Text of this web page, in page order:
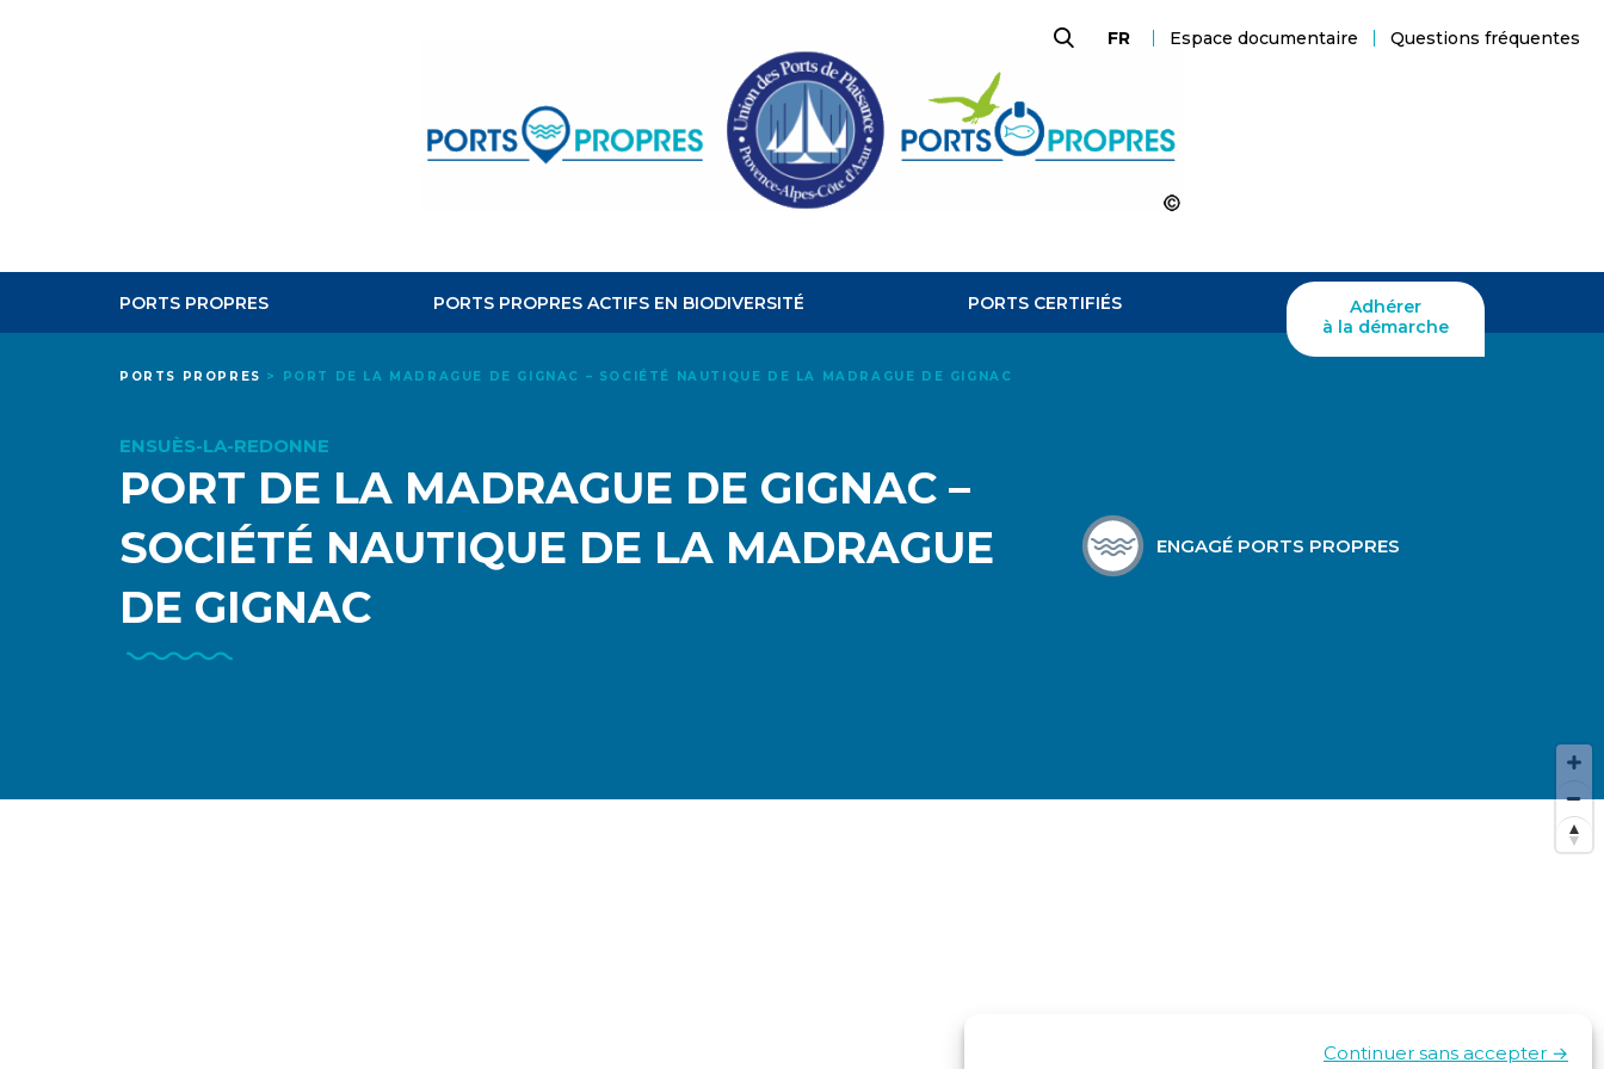
Continuer sans accepter →
FR Espace documentaire Questions fréquentes
PROPRES
PORTS PROPRES PORTS PROPRES ACTIFS EN BIODIVERSITÉ PORTS CERTIFIÉS
Adhérer
à la démarche
PORTS PROPRES > PORT DE LA MADRAGUE DE GIGNAC – SOCIÉTÉ NAUTIQUE DE LA MADRAGUE DE GIGNAC
ENSUÈS-LA-REDONNE
PORT DE LA MADRAGUE DE GIGNAC –
SOCIÉTÉ NAUTIQUE DE LA MADRAGUE
DE GIGNAC
ENGAGÉ PORTS PROPRES